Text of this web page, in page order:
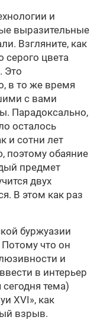
и
выразительные
Взгляните, как
серого цвета
Это
в то же время
с вами
Парадоксально,
осталось
и сотни лет
поэтому обаяние
предмет
двух
В этом как раз
буржуазии
что он
и
в интерьер
тема)
XVI», как
взрыв.